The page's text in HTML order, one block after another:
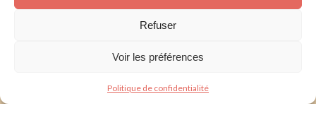
Refuser
Voir les préférences
Politique de confidentialité